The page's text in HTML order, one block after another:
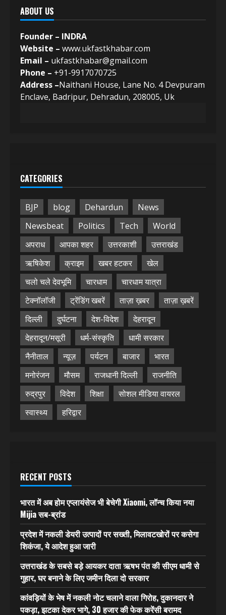
ABOUT US
Founder – INDRA
Website – www.ukfastkhabar.com
Email – ukfastkhabar@gmail.com
Phone – +91-9917070725
Address –Naithani House, Lane No. 4 Devpuram
Enclave, Badripur, Dehradun, 208005, Uk
CATEGORIES
BJP blog Dehardun
News
Newsbeat
Politics Tech
World
अपराध
आपका शहर उत्तरकाशी
उत्तराखंड
ऋषिकेश
क्राइम खबर हटकर
खेल
चलो चले देवभूमि
चारधाम
चारधाम यात्रा
टेक्नॉलॉजी
ट्रेंडिंग खबरें ताज़ा ख़बर
ताज़ा ख़बरें
दिल्ली
दुर्घटना देश-विदेश
देहरादून
देहरादून/मसूरी
धर्म-संस्कृति
धामी सरकार
नैनीताल
न्यूज़ पर्यटन बाजार
भारत
मनोरंजन
मौसम राजधानी दिल्ली
राजनीति
रुद्रपुर
विदेश शिक्षा
सोशल मीडिया वायरल
स्वास्थ्य
हरिद्वार
RECENT POSTS
भारत में अब होम एप्लायंसेज भी बेचेगी Xiaomi, लॉन्च किया नया
Mijia सब-ब्रांड
प्रदेश में नकली डेयरी उत्पादों पर सख्ती, मिलावटखोरों पर कसेगा
शिकंजा, ये आदेश हुआ जारी
उत्तराखंड के सबसे बड़े आयकर दाता ऋषभ पंत की सीएम धामी से
गुहार, घर बनाने के लिए जमीन दिला दो सरकार
कांवड़ियों के भेष में नकली नोट चलाने वाला गिरोह, दुकानदार ने
पकड़ा, झटका देकर भागे, 30 हजार की फेक करेंसी बरामद